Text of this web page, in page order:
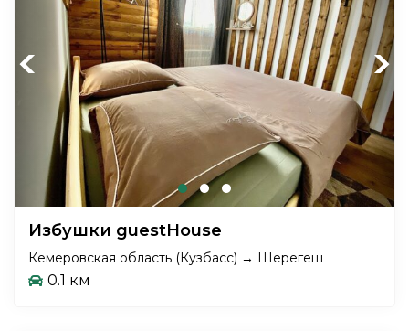
Previous Next
Избушки guestHouse
Кемеровская область (Кузбасс) → Шерегеш
0.1 км